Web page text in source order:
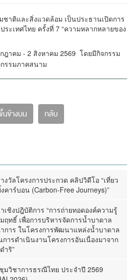
ชาติและสิ่งแวดล้อม เป็นประธานเปิดการ
ะเทศไทย ครั้งที่ 7 “ความหลากหลายของ
ฎาคม - 2 สิงหาคม 2569 โดยมีกิจกรรม
รรมภาคสนาม
ข้างบน กลับ
งวัลโครงการประกวด คลิปวิดีโอ “เที่ยว
คาร์บอน (Carbon-Free Journeys)”
เชิงปฎิบัติการ “การถ่ายทอดองค์ความรู้
ฤทธิ์ เพื่อการบริหารจัดการน้ำบาดาล
การ ในโครงการพัฒนาแหล่งน้ำบาดาล
ารดำเนินงานโครงการอันเนื่องมาจาก
ำริ”
มวิชาการธรณีไทย ประจำปี 2569